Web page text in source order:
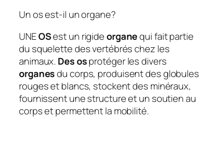
Un os est-il un organe?
UNEOSest un rigideorganequi fait partie
du squelette des vertébrés chez les
animaux. Des osprotéger les divers
organesdu corps, produisent des globules
rouges et blancs, stockent des minéraux,
fournissent une structure et un soutien au
corps et permettent la mobilité.